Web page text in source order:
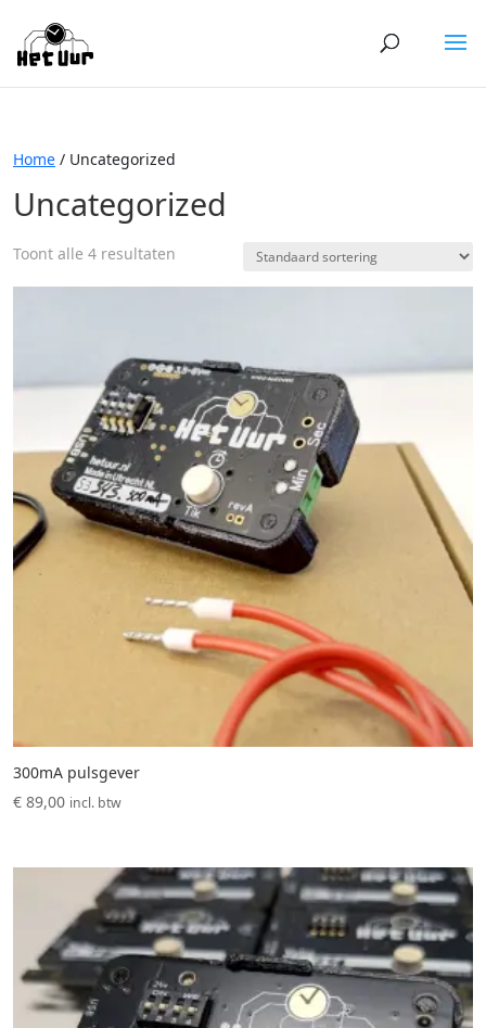
Home / Uncategorized
Uncategorized
Toont alle 4 resultaten
300mA pulsgever
€ 89,00 incl. btw